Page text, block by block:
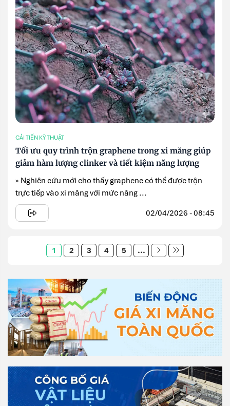
CẢI TIẾN KỸ THUẬT
Tối ưu quy trình trộn graphene trong xi măng giúp
giảm hàm lượng clinker và tiết kiệm năng lượng
» Nghiên cứu mới cho thấy graphene có thể được trộn
trực tiếp vào xi măng với mức năng ...
02/04/2026 - 08:45
1 2 3 4 5 ...